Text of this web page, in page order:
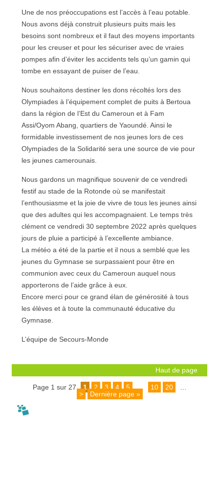
Une de nos préoccupations est l’accès à l’eau potable.
Nous avons déjà construit plusieurs puits mais les
besoins sont nombreux et il faut des moyens importants
pour les creuser et pour les sécuriser avec de vraies
pompes afin d’éviter les accidents tels qu’un gamin qui
tombe en essayant de puiser de l’eau.
Nous souhaitons destiner les dons récoltés lors des
Olympiades à l’équipement complet de puits à Bertoua
dans la région de l’Est du Cameroun et à Fam
Assi/Oyom Abang, quartiers de Yaoundé. Ainsi le
formidable investissement de nos jeunes lors de ces
Olympiades de la Solidarité sera une source de vie pour
les jeunes camerounais.
Nous gardons un magnifique souvenir de ce vendredi
festif au stade de la Rotonde où se manifestait
l’enthousiasme et la joie de vivre de tous les jeunes ainsi
que des adultes qui les accompagnaient. Le temps très
clément ce vendredi 30 septembre 2022 après quelques
jours de pluie a participé à l’excellente ambiance.
La météo a été de la partie et il nous a semblé que les
jeunes du Gymnase se surpassaient pour être en
communion avec ceux du Cameroun auquel nous
apporterons de l’aide grâce à eux.
Encore merci pour ce grand élan de générosité à tous
les élèves et à toute la communauté éducative du
Gymnase.
L’équipe de Secours-Monde
Haut de page
Page 1 sur 27 1 2 3 4 5 … 10 20
>
Dernière page »